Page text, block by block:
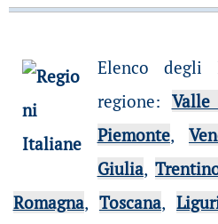
Elenco degli
regione: Valle
Piemonte,
Giulia,
Romagna, Toscana,